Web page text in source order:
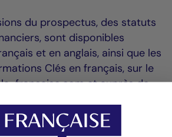
du prospectus, des statuts
sont disponibles
et en anglais, ainsi que les
Clés en français, sur le
francaise.com et auprès de
du service financier en